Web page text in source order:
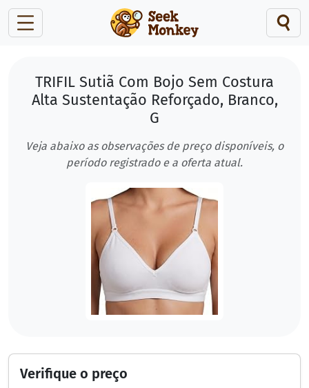
TRIFIL Sutiã Com Bojo Sem Costura
Alta Sustentação Reforçado, Branco,
G
Veja abaixo as observações de preço disponíveis, o
período registrado e a oferta atual.
Verifique o preço